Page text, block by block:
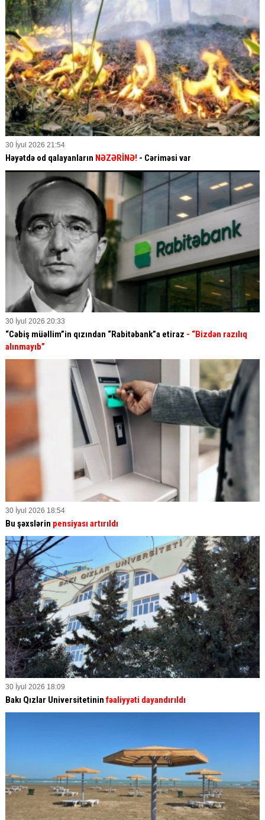
30 İyul 2026 21:54
Həyətdə od qalayanların NƏZƏRİNƏ! - Cəriməsi var
30 İyul 2026 20:33
“Cəbiş müəllim”in qızından “Rabitəbank”a etiraz - “Bizdən razılıq
alınmayıb”
30 İyul 2026 18:54
Bu şəxslərin pensiyası artırıldı
30 İyul 2026 18:09
Bakı Qızlar Universitetinin fəaliyyəti dayandırıldı